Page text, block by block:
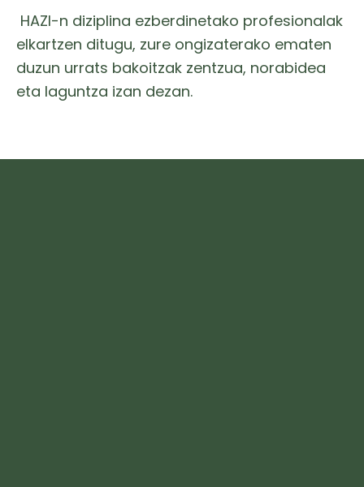
HAZI-n diziplina ezberdinetako profesionalak
elkartzen ditugu, zure ongizaterako ematen
duzun urrats bakoitzak zentzua, norabidea
eta laguntza izan dezan.